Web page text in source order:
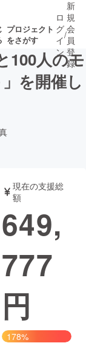
プロジェクト
をさがす
いプ
書籍・雑誌
チャレンジ
Creation
ロ
グ
イ
ン
/
新
規
会
員
登
録
100人のモ
を開催し
現在の支援総
額
649,
777
円
178%